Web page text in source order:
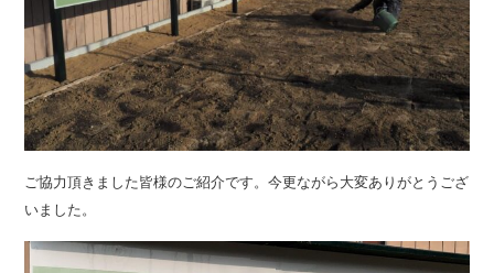
ご協力頂きました皆様のご紹介です。今更ながら大変ありがとうござ
いました。